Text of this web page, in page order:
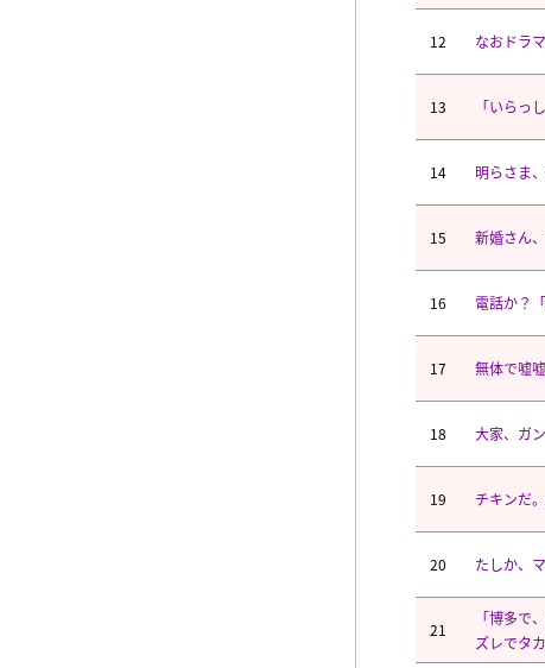
12 なおドラ
13 「いらっ
14 明らさま
15 新婚さん
16 電話か？
17 無体で嘘
18 大家、ガ
19 チキンだ
20 たしか、
21
「博多で
ズレでタカ